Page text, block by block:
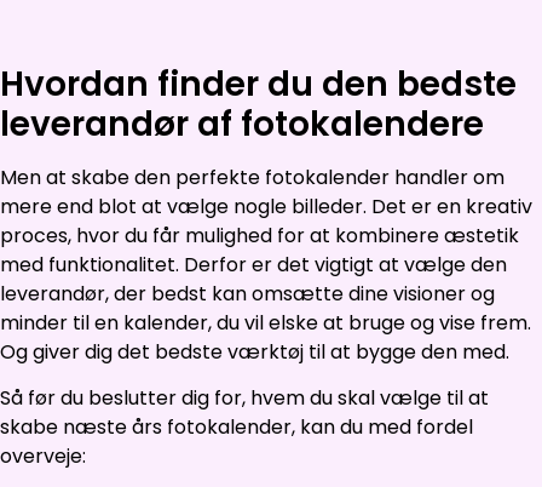
Hvordan finder du den bedste
leverandør af fotokalendere
Men at skabe den perfekte fotokalender handler om
mere end blot at vælge nogle billeder. Det er en kreativ
proces, hvor du får mulighed for at kombinere æstetik
med funktionalitet. Derfor er det vigtigt at vælge den
leverandør, der bedst kan omsætte dine visioner og
minder til en kalender, du vil elske at bruge og vise frem.
Og giver dig det bedste værktøj til at bygge den med.
Så før du beslutter dig for, hvem du skal vælge til at
skabe næste års fotokalender, kan du med fordel
overveje: